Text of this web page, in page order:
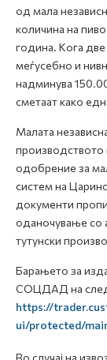
од мала
количина на
година. Кога
меѓусебно и
надминува
сметаат како
Малата
производството
одобрение за
систем на
документи
оданочување со
тутунски
Барањето за
СОЦДАД на
https://
ui/protected/
Во случај на